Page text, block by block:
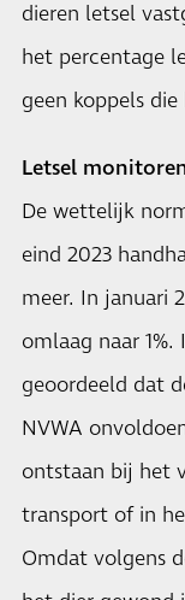
dieren letsel
het percentage
geen koppels
Letsel
De wettelijk
eind 2023
meer. In januari
omlaag naar
geoordeeld dat
NVWA
ontstaan bij het
transport of in
Omdat volgens